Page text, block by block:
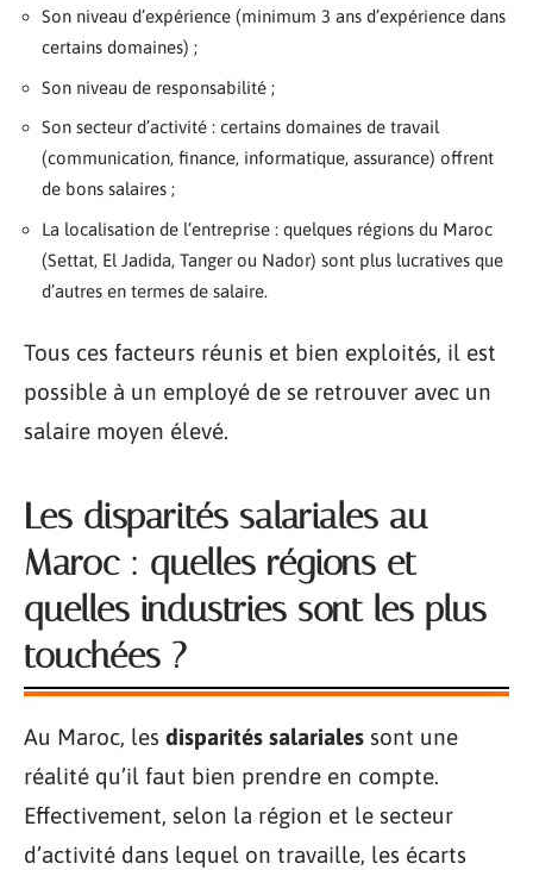
Son niveau d’expérience (minimum 3 ans d’expérience dans
certains domaines) ;
Son niveau de responsabilité ;
Son secteur d’activité : certains domaines de travail
(communication, finance, informatique, assurance) offrent
de bons salaires ;
La localisation de l’entreprise : quelques régions du Maroc
(Settat, El Jadida, Tanger ou Nador) sont plus lucratives que
d’autres en termes de salaire.
Tous ces facteurs réunis et bien exploités, il est
possible à un employé de se retrouver avec un
salaire moyen élevé.
Les disparités salariales au
Maroc : quelles régions et
quelles industries sont les plus
touchées ?
Au Maroc, les disparités salariales sont une
réalité qu’il faut bien prendre en compte.
Effectivement, selon la région et le secteur
d’activité dans lequel on travaille, les écarts